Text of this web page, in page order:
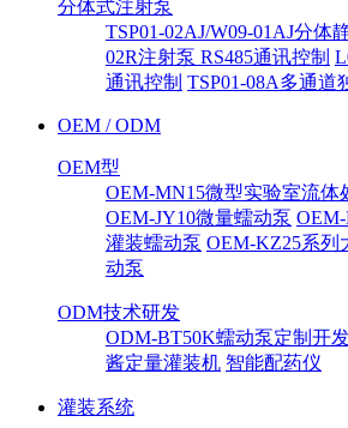
分体式注射泵
TSP01-02AJ/W09-01AJ分体
02R注射泵 RS485通讯控制
通讯控制 TSP01-08A多通道
OEM / ODM
OEM型
OEM-MN15微型实验室流体
OEM-JY10微量蠕动泵
灌装蠕动泵 OEM-KZ25系列
动泵
ODM技术研发
ODM-BT50K蠕动泵定制开
酱定量灌装机 智能配药仪
灌装系统